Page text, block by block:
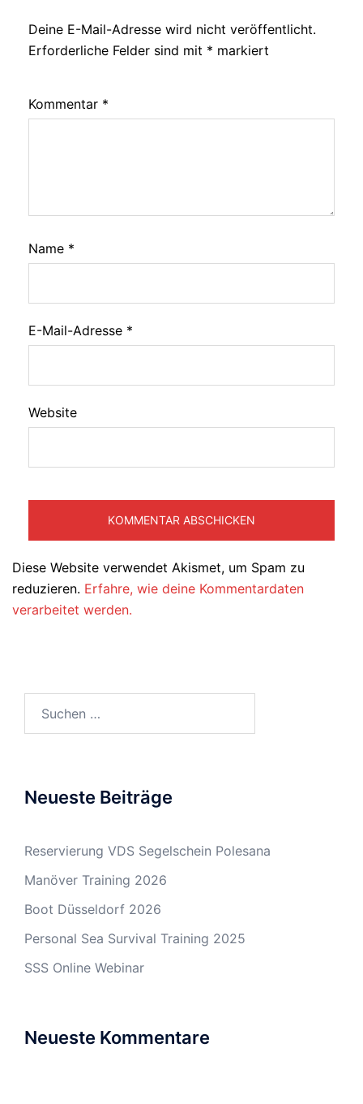
Deine E-Mail-Adresse wird nicht veröffentlicht.
Erforderliche Felder sind mit * markiert
Kommentar *
Name *
E-Mail-Adresse *
Website
Alternative:
Diese Website verwendet Akismet, um Spam zu
reduzieren. Erfahre, wie deine Kommentardaten
verarbeitet werden.
Neueste Beiträge
Reservierung VDS Segelschein Polesana
Manöver Training 2026
Boot Düsseldorf 2026
Personal Sea Survival Training 2025
SSS Online Webinar
Neueste Kommentare